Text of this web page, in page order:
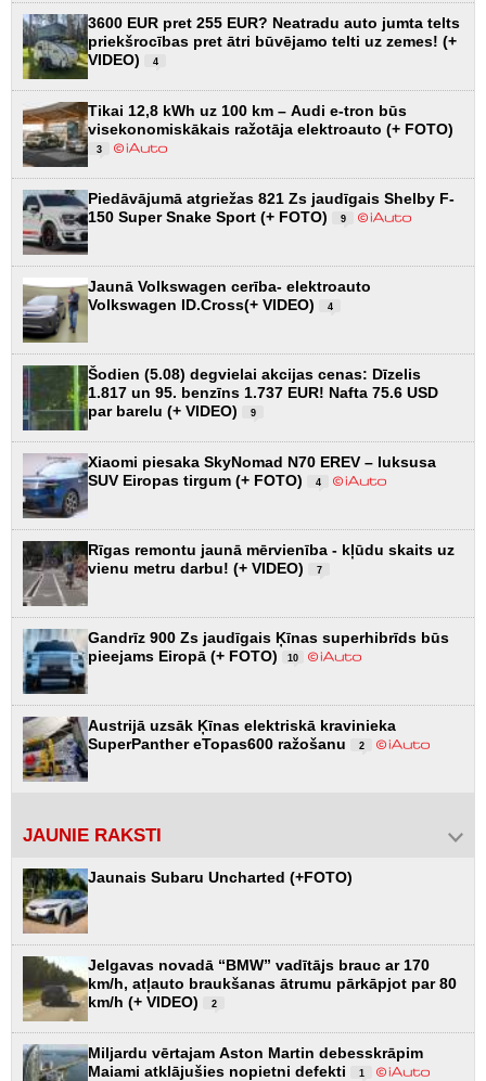
3600 EUR pret 255 EUR? Neatradu auto jumta telts
priekšrocības pret ātri būvējamo telti uz zemes! (+
VIDEO)
4
Tikai 12,8 kWh uz 100 km – Audi e-tron būs
visekonomiskākais ražotāja elektroauto (+ FOTO)
3
Piedāvājumā atgriežas 821 Zs jaudīgais Shelby F-
150 Super Snake Sport (+ FOTO)
9
Jaunā Volkswagen cerība- elektroauto
Volkswagen ID.Cross(+ VIDEO)
4
Šodien (5.08) degvielai akcijas cenas: Dīzelis
1.817 un 95. benzīns 1.737 EUR! Nafta 75.6 USD
par barelu (+ VIDEO)
9
Xiaomi piesaka SkyNomad N70 EREV – luksusa
SUV Eiropas tirgum (+ FOTO)
4
Rīgas remontu jaunā mērvienība - kļūdu skaits uz
vienu metru darbu! (+ VIDEO)
7
Gandrīz 900 Zs jaudīgais Ķīnas superhibrīds būs
pieejams Eiropā (+ FOTO)
10
Austrijā uzsāk Ķīnas elektriskā kravinieka
SuperPanther eTopas600 ražošanu
2
JAUNIE RAKSTI
Jaunais Subaru Uncharted (+FOTO)
Jelgavas novadā “BMW” vadītājs brauc ar 170
km/h, atļauto braukšanas ātrumu pārkāpjot par 80
km/h (+ VIDEO)
2
Miljardu vērtajam Aston Martin debesskrāpim
Maiami atklājušies nopietni defekti
1